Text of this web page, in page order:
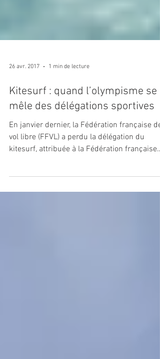
26 avr. 2017 1 min de lecture
Kitesurf : quand l’olympisme se
mêle des délégations sportives
En janvier dernier, la Fédération française de
kitesurf, attribuée à la Fédération française